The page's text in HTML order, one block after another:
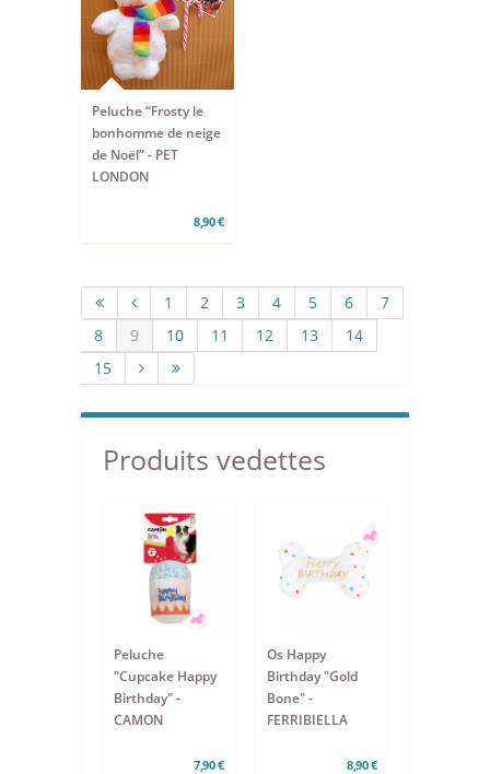
Peluche “Frosty le
bonhomme de neige
de Noël” - PET
LONDON
8,90 €
1 2 3 4 5 6
7
8
9 10 11 12 13
14
15
Produits vedettes
Peluche
"Cupcake Happy
Birthday" -
CAMON
7,90 €
Os Happy
Birthday "Gold
Bone" -
FERRIBIELLA
8,90 €